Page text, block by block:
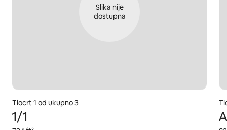
Slika nije
dostupna
Tlocrt 1 od ukupno 3
1/1